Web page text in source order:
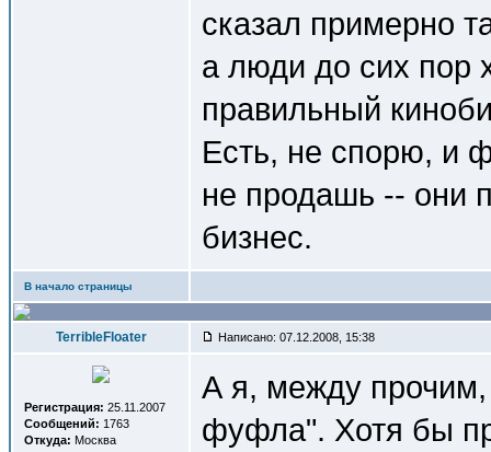
сказал примерно
а люди до сих пор
правильный
Есть, не спорю, и
не продашь -- они
бизнес.
В начало страницы
TerribleFloater Написано: 07.12.2008, 15:38
Регистрация: 25.11.2007
Сообщений: 1763
Откуда: Москва
А я, между прочим,
фуфла". Хотя бы